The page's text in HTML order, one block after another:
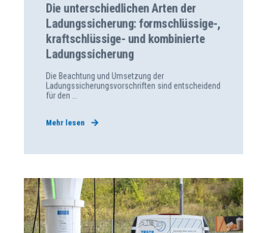
Die unterschiedlichen Arten der
Ladungssicherung: formschlüssige-,
kraftschlüssige- und kombinierte
Ladungssicherung
Die Beachtung und Umsetzung der
Ladungssicherungsvorschriften sind entscheidend
für den ...
Mehr lesen